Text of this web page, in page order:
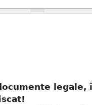
legale,